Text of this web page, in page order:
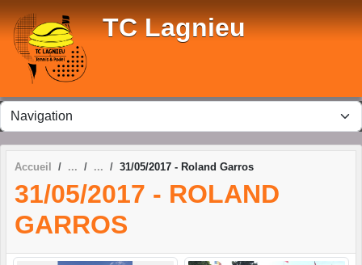
TC Lagnieu
Accueil 31/05/2017 - Roland Garros
31/05/2017 - ROLAND
GARROS